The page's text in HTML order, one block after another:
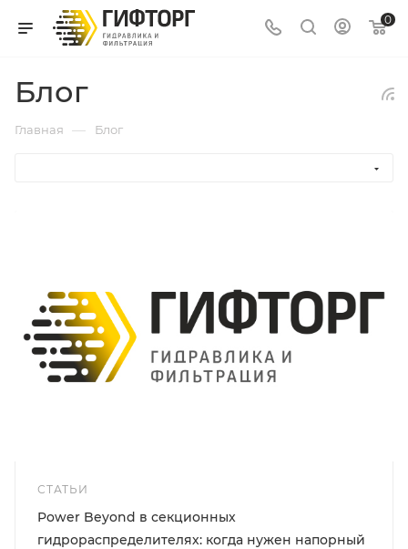
0
Блог
Главная — Блог
СТАТЬИ
Power Beyond в секционных
гидрораспределителях: когда нужен напорный